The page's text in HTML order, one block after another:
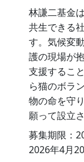
林謙二基金
共生できる
す。気候変
護の現場が
支援するこ
ら猫のボラ
物の命を守
願って設立
募集期限：
2026年4月